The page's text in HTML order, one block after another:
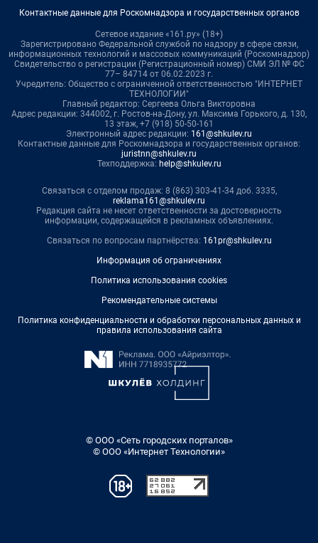
Контактные данные для Роскомнадзора и государственных органов
Сетевое издание «161.ру» (18+)
Зарегистрировано Федеральной службой по надзору в сфере связи,
информационных технологий и массовых коммуникаций (Роскомнадзор)
Свидетельство о регистрации (Регистрационный номер) СМИ ЭЛ № ФС
77– 84714 от 06.02.2023 г.
Учредитель: Общество с ограниченной ответственностью "ИНТЕРНЕТ
ТЕХНОЛОГИИ"
Главный редактор: Сергеева Ольга Викторовна
Адрес редакции: 344002, г. Ростов-на-Дону, ул. Максима Горького, д. 130,
13 этаж, +7 (918) 50-50-161
Электронный адрес редакции: 161@shkulev.ru
Контактные данные для Роскомнадзора и государственных органов:
juristnn@shkulev.ru
Техподдержка: help@shkulev.ru
Связаться с отделом продаж: 8 (863) 303-41-34 доб. 3335,
reklama161@shkulev.ru
Редакция сайта не несет ответственности за достоверность
информации, содержащейся в рекламных объявлениях.
Связаться по вопросам партнёрства: 161pr@shkulev.ru
Информация об ограничениях
Политика использования cookies
Рекомендательные системы
Политика конфиденциальности и обработки персональных данных и
правила использования сайта
© ООО «Сеть городских порталов»
© ООО «Интернет Технологии»